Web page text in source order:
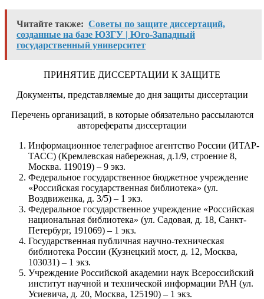
Читайте также: Советы по защите диссертаций,
созданные на базе ЮЗГУ | Юго-Западный
государственный университет
ПРИНЯТИЕ ДИССЕРТАЦИИ К ЗАЩИТЕ
Документы, представляемые до дня защиты диссертации
Перечень организаций, в которые обязательно рассылаются
авторефераты диссертации
Информационное телеграфное агентство России (ИТАР-
ТАСС) (Кремлевская набережная, д.1/9, строение 8,
Москва. 119019) – 9 экз.
Федеральное государственное бюджетное учреждение
«Российская государственная библиотека» (ул.
Воздвиженка, д. 3/5) – 1 экз.
Федеральное государственное учреждение «Российская
национальная библиотека» (ул. Садовая, д. 18, Санкт-
Петербург, 191069) – 1 экз.
Государственная публичная научно-техническая
библиотека России (Кузнецкий мост, д. 12, Москва,
103031) – 1 экз.
Учреждение Российской академии наук Всероссийский
институт научной и технической информации РАН (ул.
Усиевича, д. 20, Москва, 125190) – 1 экз.